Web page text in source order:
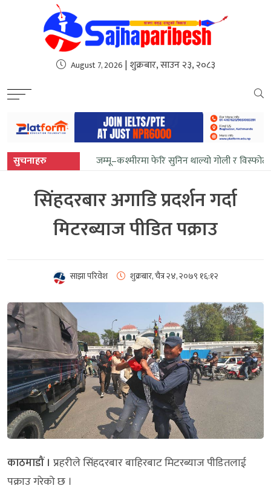
sweet bonanza
August 7, 2026 | शुक्रबार, साउन २३, २०८३
सुचनाहरु जम्मू–कश्मीरमा फेरि सुनिन थाल्यो गोली र
सिंहदरबार अगाडि प्रदर्शन गर्दा
मिटरब्याज पीडित पक्राउ
साझा परिवेश शुक्रबार, चैत्र २४, २०७९ १६:१२
काठमाडौं । प्रहरीले सिंहदरबार बाहिरबाट मिटरब्याज पीडितलाई
पक्राउ गरेको छ ।